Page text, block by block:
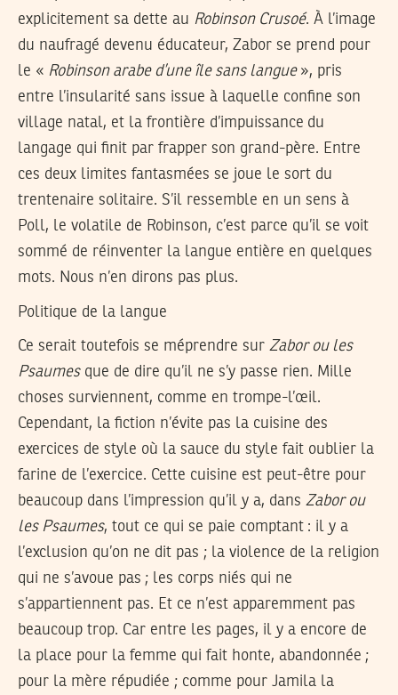
explicitement sa dette au Robinson Crusoé. À l’image
du naufragé devenu éducateur, Zabor se prend pour
le « Robinson arabe d’une île sans langue», pris
entre l’insularité sans issue à laquelle confine son
village natal, et la frontière d’impuissance du
langage qui finit par frapper son grand-père. Entre
ces deux limites fantasmées se joue le sort du
trentenaire solitaire. S’il ressemble en un sens à
Poll, le volatile de Robinson, c’est parce qu’il se voit
sommé de réinventer la langue entière en quelques
mots. Nous n’en dirons pas plus.
Politique de la langue
Ce serait toutefois se méprendre sur Zabor ou les
Psaumesque de dire qu’il ne s’y passe rien. Mille
choses surviennent, comme en trompe-l’œil.
Cependant, la fiction n’évite pas la cuisine des
exercices de style où la sauce du style fait oublier la
farine de l’exercice. Cette cuisine est peut-être pour
beaucoup dans l’impression qu’il y a, dans Zabor ou
les Psaumes, tout ce qui se paie comptant : il y a
l’exclusion qu’on ne dit pas ; la violence de la religion
qui ne s’avoue pas ; les corps niés qui ne
s’appartiennent pas. Et ce n’est apparemment pas
beaucoup trop. Car entre les pages, il y a encore de
la place pour la femme qui fait honte, abandonnée ;
pour la mère répudiée ; comme pour Jamila la